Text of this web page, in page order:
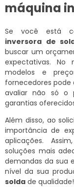
máquina
Se você está
inversora de
buscar um
expectativas. No
modelos e
fornecedores pode
avaliar não só o
garantias
Além disso, ao
importância de
aplicações.
soluções mais
demandas da sua
nível da sua
solda de qualidade!